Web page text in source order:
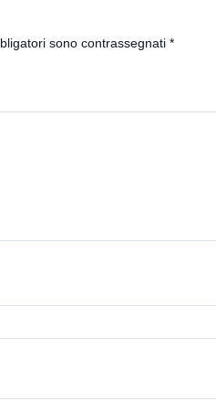
sono contrassegnati *